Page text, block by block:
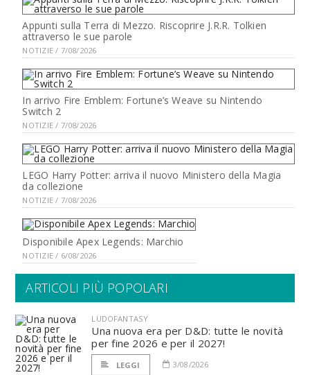
Appunti sulla Terra di Mezzo. Riscoprire J.R.R. Tolkien
attraverso le sue parole
NOTIZIE / 7/08/2026
In arrivo Fire Emblem: Fortune’s Weave su Nintendo
Switch 2
NOTIZIE / 7/08/2026
LEGO Harry Potter: arriva il nuovo Ministero della Magia
da collezione
NOTIZIE / 7/08/2026
Disponibile Apex Legends: Marchio
NOTIZIE / 6/08/2026
ARTICOLI PIÙ POPOLARI
LUDOFANTASY
Una nuova era per D&D: tutte le novità
per fine 2026 e per il 2027!
LEGGI 3/08/2026